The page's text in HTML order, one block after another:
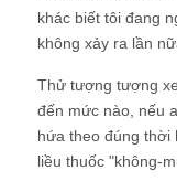
khác biết tôi đang
không xảy ra lần
Thử tượng tượng
đến mức nào, nếu
hứa theo đúng thời
liều thuốc "không-